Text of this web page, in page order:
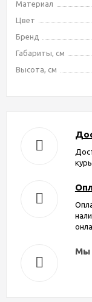
Материал
Цвет
Бренд
Габариты, см
Высота, см
Мы